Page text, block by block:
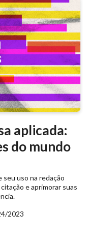
aplicada:
do mundo
uso na redação
e aprimorar suas
2023